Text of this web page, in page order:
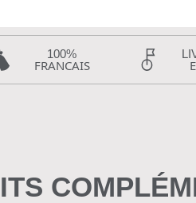
100%
FRANCAIS